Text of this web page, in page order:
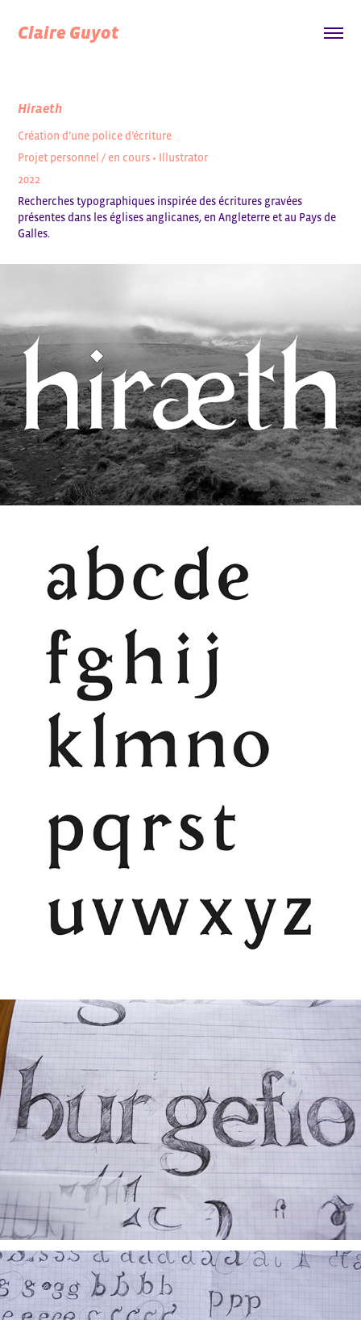
Claire Guyot
Hiraeth
Création d’une police d’écriture
Projet personnel / en cours • Illustrator
2022
Recherches typographiques inspirée des écritures gravées
présentes dans les églises anglicanes, en Angleterre et au Pays de
Galles.